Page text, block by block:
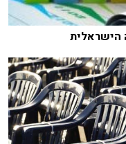
הישראלית